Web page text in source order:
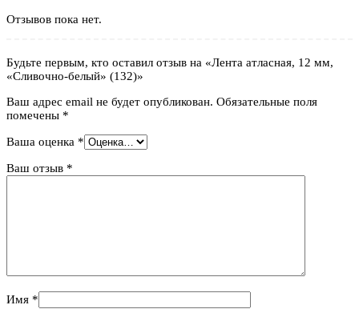
Отзывов пока нет.
Будьте первым, кто оставил отзыв на «Лента атласная, 12 мм,
«Сливочно-белый» (132)»
Ваш адрес email не будет опубликован. Обязательные поля
помечены *
Ваша оценка *
Ваш отзыв *
Имя *